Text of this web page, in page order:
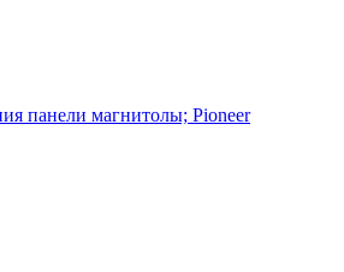
панели магнитолы; Pioneer